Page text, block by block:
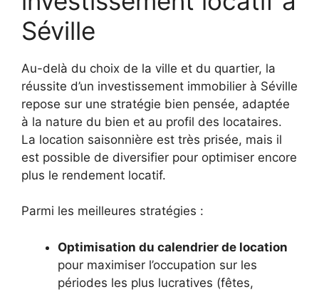
Séville
Au-delà du choix de la ville et du quartier, la
réussite d’un investissement immobilier à Séville
repose sur une stratégie bien pensée, adaptée
à la nature du bien et au profil des locataires.
La location saisonnière est très prisée, mais il
est possible de diversifier pour optimiser encore
plus le rendement locatif.
Parmi les meilleures stratégies :
Optimisation du calendrier de location
pour maximiser l’occupation sur les
périodes les plus lucratives (fêtes,